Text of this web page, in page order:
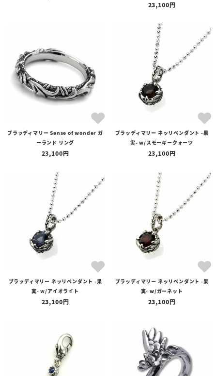
23,100
ブラッディマリー Sense of wonder ガ
ーランド リング
23,100
ブラッディマリー ネッリペンダント -果
実- w/スモーキークォーツ
23,100
ブラッディマリー ネッリペンダント -果
実- w/アイオライト
23,100
ブラッディマリー ネッリペンダント -果
実- w/ガーネット
23,100